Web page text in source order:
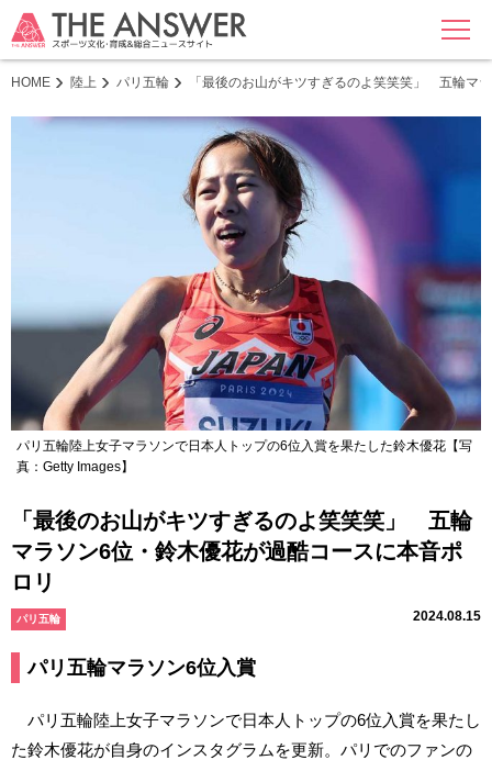
MENU
HOME 陸上 パリ五輪 「最後のお山がキツすぎるのよ笑笑笑」 五輪マ
パリ五輪陸上女子マラソンで日本人トップの6位入賞を果たした鈴木優花【写
真：Getty Images】
「最後のお山がキツすぎるのよ笑笑笑」 五輪
マラソン6位・鈴木優花が過酷コースに本音ポ
ロリ
パリ五輪 2024.08.15
パリ五輪マラソン6位入賞
パリ五輪陸上女子マラソンで日本人トップの6位入賞を果たし
た鈴木優花が自身のインスタグラムを更新。パリでのファンの